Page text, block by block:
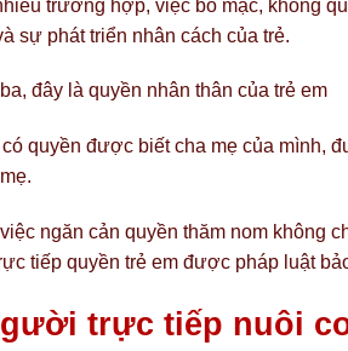
trường hợp, việc bỏ mặc, không
sự phát triển nhân cách của trẻ.
đây là quyền nhân thân của trẻ em
có quyền được biết cha mẹ của mình,
ngăn cản quyền thăm nom không
tiếp quyền trẻ em được pháp luật
trực tiếp nuôi